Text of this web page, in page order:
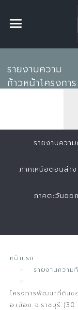
รายงานความ
ก้าวหน้าโครงการ
รายงานควา
ภาคเหนือตอนล่าง
ภาคตะวันออ
หน้าแรก
รายงานความ
โครงการพัฒนาที่ดิน
อ.เมือง จ.ราชบุรี